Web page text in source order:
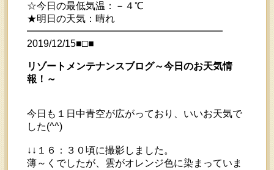
☆今日の最低気温：－４℃
★明日の天気：晴れ
━━━━━━━━━━━━━━━━━━━━
2019/12/15■□■
リゾートメンテナンスブログ～今日のお天気情
報！～
今日も１日中青空が広がっており、いいお天気で
した(^^)
↓↓１６：３０頃に撮影しました。
薄～くでしたが、雲がオレンジ色に染まっていま